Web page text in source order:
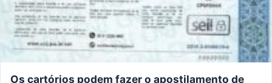
Os cartórios podem fazer o apostilamento de